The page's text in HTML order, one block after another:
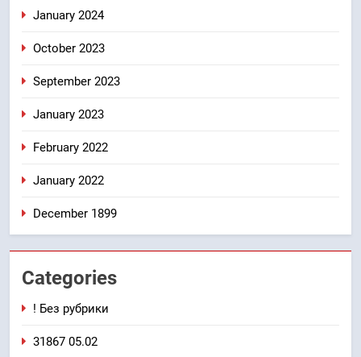
January 2024
October 2023
September 2023
January 2023
February 2022
January 2022
December 1899
Categories
! Без рубрики
31867 05.02